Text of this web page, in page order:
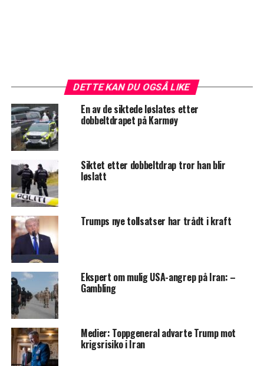
DETTE KAN DU OGSÅ LIKE
En av de siktede løslates etter
dobbeltdrapet på Karmøy
Siktet etter dobbeltdrap tror han blir
løslatt
Trumps nye tollsatser har trådt i kraft
Ekspert om mulig USA-angrep på Iran: –
Gambling
Medier: Toppgeneral advarte Trump mot
krigsrisiko i Iran